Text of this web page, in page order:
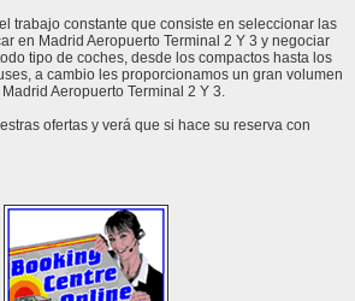
trabajo constante que consiste en seleccionar las
en Madrid Aeropuerto Terminal 2 Y 3 y negociar
tipo de coches, desde los compactos hasta los
a cambio les proporcionamos un gran volumen
Aeropuerto Terminal 2 Y 3.
ofertas y verá que si hace su reserva con